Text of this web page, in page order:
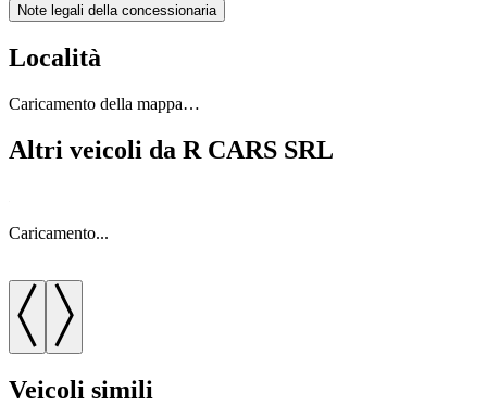
Note legali della concessionaria
Località
Caricamento della mappa…
Altri veicoli da R CARS SRL
Caricamento...
Veicoli simili